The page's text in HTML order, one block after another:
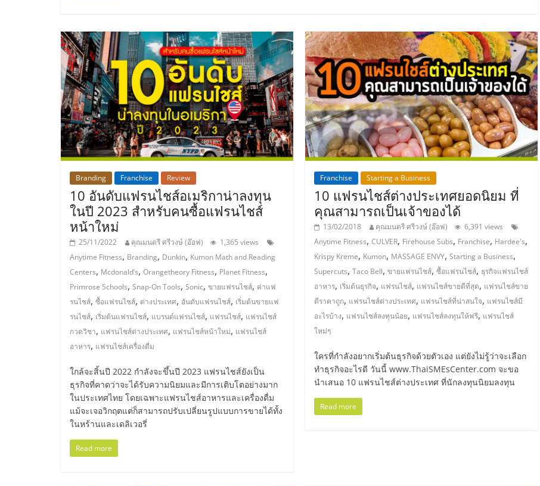
ที่
ปรึกษา
แฟ
รน
ไชส์,
รวม
แฟ
รน
ไชส์
ขาย
แฟ
รน
ไชส์
Branding Franchise Review
10 อันดับแฟรนไชส์อเมริกาน่าลงทุน
ในปี 2023 สำหรับคนซื้อแฟรนไชส์
หน้าใหม่
25/11/2022 คุณมนตรี ศรีวงษ์ (อ๊อฟ)
1,365 views
Anytime Fitness, Branding, Dunkin, Kumon Math and Reading
Centers, Mcdonald’s, Orangetheory Fitness, Planet Fitness,
Primrose Schools, Snap-On Tools, Sonic, ขายแฟรนไชส์, ค่าแฟ
รนไชส์, ซื้อแฟรนไชส์, ต่างประเทศ, อันดับแฟรนไชส์, เริ่มต้นขายแฟ
รนไชส์, เริ่มต้นแฟรนไชส์, แบรนด์แฟรนไชส์, แฟรนไชส์, แฟรนไชส์
กวดวิชา, แฟรนไชส์ต่างประเทศ, แฟรนไชส์หน้าใหม่, แฟรนไชส์
อาหาร, แฟรนไชส์เครื่องดื่ม
ใกล้จะสิ้นปี 2022 กำลังจะขึ้นปี 2023 แฟรนไชส์ยังเป็น
ธุรกิจที่คาดว่าจะได้รับความนิยมและมีการเติบโตอย่างมาก
ในประเทศไทย โดยเฉพาะแฟรนไชส์อาหารและเครื่องดื่ม
แม้จะเจอวิกฤตแต่ก็สามารถปรับเปลี่ยนรูปแบบการขายได้ทั้ง
ในหร้านและเดลิเวอรี่
Read more
Franchise Starting a Business
10 แฟรนไชส์ต่างประเทศยอดนิยม ที่
คุณสามารถเป็นเจ้าของได้
13/02/2018 คุณมนตรี ศรีวงษ์ (อ๊อฟ)
6,391 views
Anytime Fitness,CULVER, Firehouse Subs, Franchise, Hardee's,
Krispy Kreme, Kumon, MASSAGE ENVY,Starting a Business,
Supercuts,Taco Bell,ขายแฟรนไชส์,ซื้อแฟรนไชส์, ธุรกิจแฟรนไชส์
อาหาร, เริ่มต้นธุรกิจ, แฟรนไชส์, แฟรนไชส์ขายดีที่สุด, แฟรนไชส์ขาย
ดีราคาถูก, แฟรนไชส์ต่างประเทศ, แฟรนไชส์ที่น่าสนใจ, แฟรนไชส์มี
อะไรบ้าง, แฟรนไชส์ลงทุนน้อย, แฟรนไชส์ลงทุนให้ฟรี, แฟรนไชส์
ใหม่ๆ
ใครที่กำลังอยากเริ่มต้นธุรกิจด้วยตัวเอง แต่ยังไม่รู้ว่าจะเลือก
ทำธุรกิจอะไรดี วันนี้ www.ThaiSMEsCenter.com จะขอ
นำเสนอ 10 แฟรนไชส์ต่างประเทศ ที่นักลงทุนนิยมลงทุน
Read more